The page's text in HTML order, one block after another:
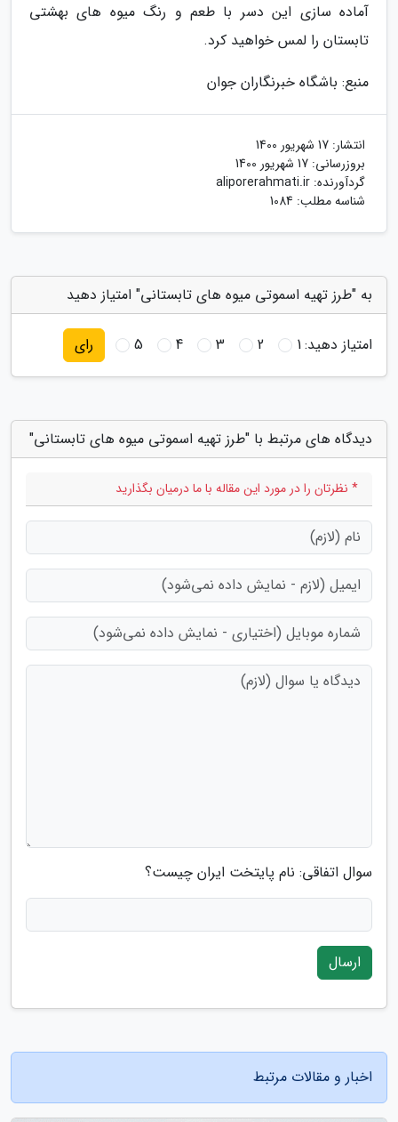
آماده سازی این دسر با طعم و رنگ میوه های بهشتی
تابستان را لمس خواهید کرد.
منبع: باشگاه خبرنگاران جوان
انتشار: 17 شهریور 1400
بروزرسانی: 17 شهریور 1400
گردآورنده: aliporerahmati.ir
شناسه مطلب: 1084
به "طرز تهیه اسموتی میوه های تابستانی" امتیاز دهید
امتیاز دهید:1
2
3
4
5 رای
دیدگاه های مرتبط با "طرز تهیه اسموتی میوه های تابستانی"
* نظرتان را در مورد این مقاله با ما درمیان بگذارید
سوال اتفاقی: نام پایتخت ایران چیست؟
ارسال
اخبار و مقالات مرتبط